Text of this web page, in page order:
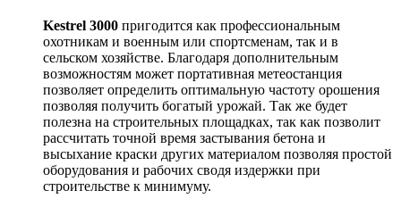
Kestrel 3000 пригодится как профессиональным
охотникам и военным или спортсменам, так и в
сельском хозяйстве. Благодаря дополнительным
возможностям может портативная метеостанция
позволяет определить оптимальную частоту орошения
позволяя получить богатый урожай. Так же будет
полезна на строительных площадках, так как позволит
рассчитать точной время застывания бетона и
высыхание краски других материалом позволяя простой
оборудования и рабочих сводя издержки при
строительстве к минимуму.